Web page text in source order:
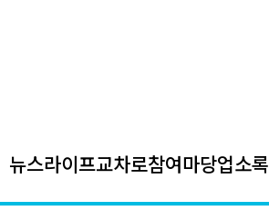
뉴스라이프교차로참여마당업소록